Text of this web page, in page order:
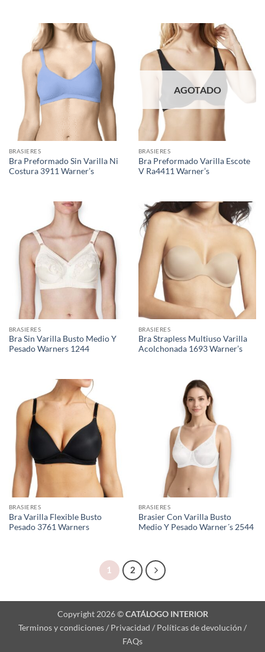
BRASIERES
Bra Preformado Sin Varilla Ni
Costura 3911 Warner’s
AGOTADO
BRASIERES
Bra Preformado Varilla Escote
V Ra4411 Warner’s
BRASIERES
Bra Sin Varilla Busto Medio Y
Pesado Warners 1244
BRASIERES
Bra Strapless Multiuso Varilla
Acolchonada 1693 Warner’s
BRASIERES
Bra Varilla Flexible Busto
Pesado 3761 Warners
BRASIERES
Brasier Con Varilla Busto
Medio Y Pesado Warner´s 2544
1 2
Copyright 2026 ©CATÁLOGO INTERIOR
Terminos y condiciones / Privacidad / Políticas de devolución /
FAQs